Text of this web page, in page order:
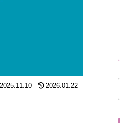
2025.11.10 2026.01.22